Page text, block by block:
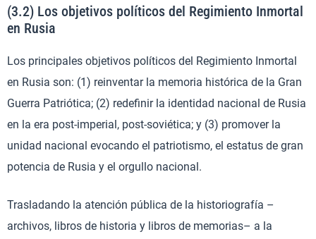
(3.2) Los objetivos políticos del Regimiento Inmortal
en Rusia
Los principales objetivos políticos del Regimiento Inmortal
en Rusia son: (1) reinventar la memoria histórica de la Gran
Guerra Patriótica; (2) redefinir la identidad nacional de Rusia
en la era post-imperial, post-soviética; y (3) promover la
unidad nacional evocando el patriotismo, el estatus de gran
potencia de Rusia y el orgullo nacional.
Trasladando la atención pública de la historiografía –
archivos, libros de historia y libros de memorias– a la